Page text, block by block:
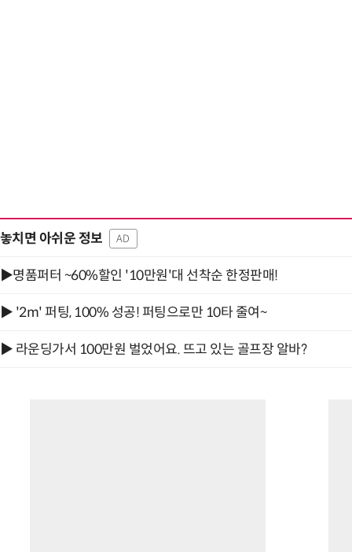
놓치면 아쉬운 정보 AD
▶명품퍼터 ~60%할인 '10만원'대 선착순 한정판매!
▶ '2m' 퍼팅, 100% 성공! 퍼팅으로만 10타 줄여~
▶ 라운딩가서 100만원 벌었어요. 뜨고 있는 골프장 알바?